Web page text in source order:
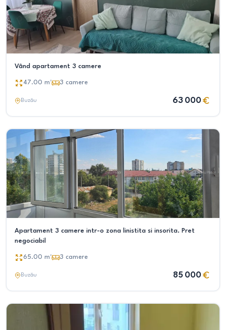
Vând apartament 3 camere
47.00 m² 3 camere
Buzău 63 000
Apartament 3 camere intr-o zona linistita si insorita. Pret
negociabil
65.00 m² 3 camere
Buzău 85 000